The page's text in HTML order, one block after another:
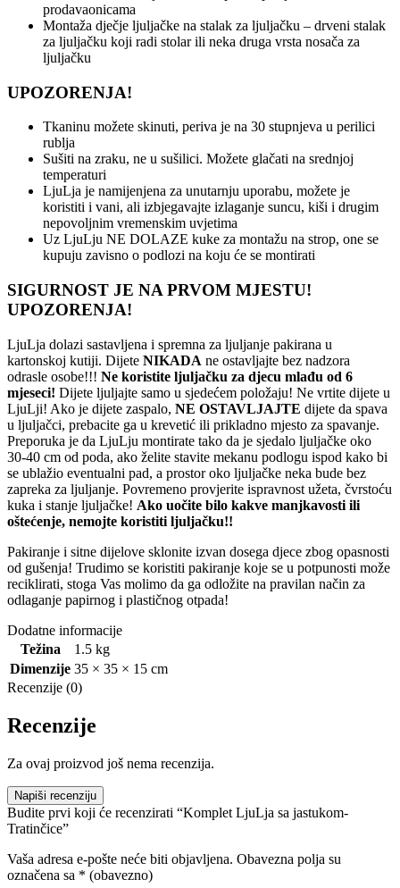
prodavaonicama
Montaža dječje ljuljačke na stalak za ljuljačku – drveni stalak
za ljuljačku koji radi stolar ili neka druga vrsta nosača za
ljuljačku
UPOZORENJA!
Tkaninu možete skinuti, periva je na 30 stupnjeva u perilici
rublja
Sušiti na zraku, ne u sušilici. Možete glačati na srednjoj
temperaturi
LjuLja je namijenjena za unutarnju uporabu, možete je
koristiti i vani, ali izbjegavajte izlaganje suncu, kiši i drugim
nepovoljnim vremenskim uvjetima
Uz LjuLju NE DOLAZE kuke za montažu na strop, one se
kupuju zavisno o podlozi na koju će se montirati
SIGURNOST JE NA PRVOM MJESTU!
UPOZORENJA!
LjuLja dolazi sastavljena i spremna za ljuljanje pakirana u
kartonskoj kutiji. Dijete NIKADA ne ostavljajte bez nadzora
odrasle osobe!!! Ne koristite ljuljačku za djecu mlađu od 6
mjeseci! Dijete ljuljajte samo u sjedećem položaju! Ne vrtite dijete u
LjuLji! Ako je dijete zaspalo, NE OSTAVLJAJTE dijete da spava
u ljuljačci, prebacite ga u krevetić ili prikladno mjesto za spavanje.
Preporuka je da LjuLju montirate tako da je sjedalo ljuljačke oko
30-40 cm od poda, ako želite stavite mekanu podlogu ispod kako bi
se ublažio eventualni pad, a prostor oko ljuljačke neka bude bez
zapreka za ljuljanje. Povremeno provjerite ispravnost užeta, čvrstoću
kuka i stanje ljuljačke! Ako uočite bilo kakve manjkavosti ili
oštećenje, nemojte koristiti ljuljačku!!
Pakiranje i sitne dijelove sklonite izvan dosega djece zbog opasnosti
od gušenja! Trudimo se koristiti pakiranje koje se u potpunosti može
reciklirati, stoga Vas molimo da ga odložite na pravilan način za
odlaganje papirnog i plastičnog otpada!
Dodatne informacije
Težina
1.5 kg
Dimenzije 35 × 35 × 15 cm
Recenzije (0)
Recenzije
Za ovaj proizvod još nema recenzija.
Napiši recenziju
Budite prvi koji će recenzirati “Komplet LjuLja sa jastukom-
Tratinčice”
Vaša adresa e-pošte neće biti objavljena. Obavezna polja su
označena sa * (obavezno)